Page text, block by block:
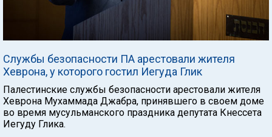
Службы безопасности ПА арестовали жителя
Хеврона, у которого гостил Иегуда Глик
Палестинские службы безопасности арестовали жителя
Хеврона Мухаммада Джабра, принявшего в своем доме
во время мусульманского праздника депутата Кнессета
Иегуду Глика.